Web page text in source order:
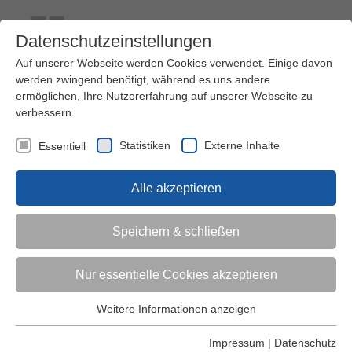
Kontakt Ihre Meinung ist uns wichtig!
Kinder (0-6)
Grundschulkinder
Jugendliche
Datenschutzeinstellungen
Auf unserer Webseite werden Cookies verwendet. Einige davon
werden zwingend benötigt, während es uns andere
ermöglichen, Ihre Nutzererfahrung auf unserer Webseite zu
verbessern.
Essentiell Statistiken Externe Inhalte
Alle akzeptieren
Speichern & schließen
Nur essentielle Cookies akzeptieren
Essentielle Cookies werden für grundlegende Funktionen der
Weitere Informationen anzeigen
Impressum | Datenschutz